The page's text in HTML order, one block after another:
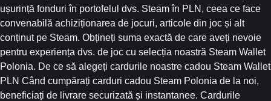
ușurință fonduri în portofelul dvs. Steam în PLN, ceea ce face
convenabilă achiziționarea de jocuri, articole din joc și alt
conținut pe Steam. Obțineți suma exactă de care aveți nevoie
pentru experiența dvs. de joc cu selecția noastră Steam Wallet
Polonia. De ce să alegeți cardurile noastre cadou Steam Wallet
PLN Când cumpărați carduri cadou Steam Polonia de la noi,
beneficiați de livrare securizată și instantanee. Cardurile